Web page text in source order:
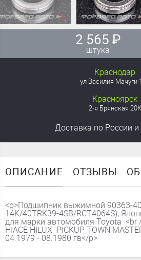
2 565 ₽
штука
Краснодар
ул Василия Мачуги
Красноярск
2-я Брянская 20К
Доставка по России и
ОПИСАНИЕ ОТЗЫВЫ
<p>Подшипник выжимной 90363-
14K/40TRK39-4SB/RCT4064S),
для марки автомобиля Toyota <br /
HIACE HILUX PICKUP TOWN
04.1979 - 08.1980 гв</p>